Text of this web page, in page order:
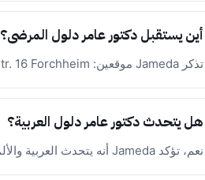
أين يستقبل دكتور عامر دلول المرضى؟
تذكر Jameda موقعين: St.-Martin-Str. 16 Forchheim وPickelsgasse 1 Hirschaid.
هل يتحدث دكتور عامر دلول العربية؟
نعم، تؤكد Jameda أنه يتحدث العربية والألمانية والإنجليزية والإسبانية.